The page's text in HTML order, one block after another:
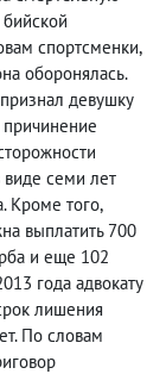
спортсменки,
оборонялась.
девушку
виде семи лет
Кроме того,
выплатить 700
и еще 102
года адвокату
лишения
По словам